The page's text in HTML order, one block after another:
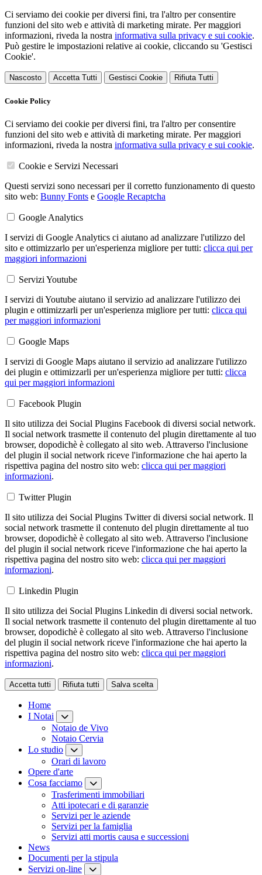
Ci serviamo dei cookie per diversi fini, tra l'altro per consentire
funzioni del sito web e attività di marketing mirate. Per maggiori
informazioni, riveda la nostra informativa sulla privacy e sui cookie.
Può gestire le impostazioni relative ai cookie, cliccando su 'Gestisci
Cookie'.
Nascosto Accetta Tutti Gestisci Cookie Rifiuta Tutti
Cookie Policy
Ci serviamo dei cookie per diversi fini, tra l'altro per consentire
funzioni del sito web e attività di marketing mirate. Per maggiori
informazioni, riveda la nostra informativa sulla privacy e sui cookie.
Cookie e Servizi Necessari
Questi servizi sono necessari per il corretto funzionamento di questo
sito web: Bunny Fonts e Google Recaptcha
Google Analytics
I servizi di Google Analytics ci aiutano ad analizzare l'utilizzo del
sito e ottimizzarlo per un'esperienza migliore per tutti: clicca qui per
maggiori informazioni
Servizi Youtube
I servizi di Youtube aiutano il servizio ad analizzare l'utilizzo dei
plugin e ottimizzarli per un'esperienza migliore per tutti: clicca qui
per maggiori informazioni
Google Maps
I servizi di Google Maps aiutano il servizio ad analizzare l'utilizzo
dei plugin e ottimizzarli per un'esperienza migliore per tutti: clicca
qui per maggiori informazioni
Facebook Plugin
Il sito utilizza dei Social Plugins Facebook di diversi social network.
Il social network trasmette il contenuto del plugin direttamente al tuo
browser, dopodichè è collegato al sito web. Attraverso l'inclusione
del plugin il social network riceve l'informazione che hai aperto la
rispettiva pagina del nostro sito web: clicca qui per maggiori
informazioni.
Twitter Plugin
Il sito utilizza dei Social Plugins Twitter di diversi social network. Il
social network trasmette il contenuto del plugin direttamente al tuo
browser, dopodichè è collegato al sito web. Attraverso l'inclusione
del plugin il social network riceve l'informazione che hai aperto la
rispettiva pagina del nostro sito web: clicca qui per maggiori
informazioni.
Linkedin Plugin
Il sito utilizza dei Social Plugins Linkedin di diversi social network.
Il social network trasmette il contenuto del plugin direttamente al tuo
browser, dopodichè è collegato al sito web. Attraverso l'inclusione
del plugin il social network riceve l'informazione che hai aperto la
rispettiva pagina del nostro sito web: clicca qui per maggiori
informazioni.
Accetta tutti Rifiuta tutti Salva scelta
Home
I Notai
Notaio de Vivo
Notaio Cervia
Lo studio
Orari di lavoro
Opere d'arte
Cosa facciamo
Trasferimenti immobiliari
Atti ipotecari e di garanzie
Servizi per le aziende
Servizi per la famiglia
Servizi atti mortis causa e successioni
News
Documenti per la stipula
Servizi on-line